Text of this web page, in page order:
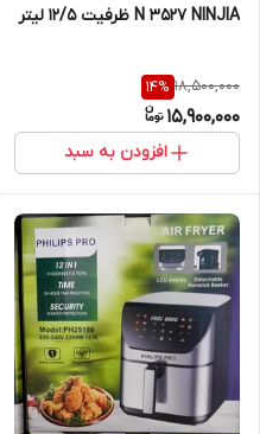
N 3527 NINJIA ظرفیت 12/5 لیتر
18,500,000
14%
15,900,000
افزودن به سبد